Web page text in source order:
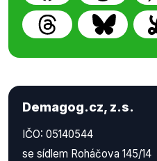
Demagog.cz, z.s.
IČO: 05140544
se sídlem Roháčova 145/14